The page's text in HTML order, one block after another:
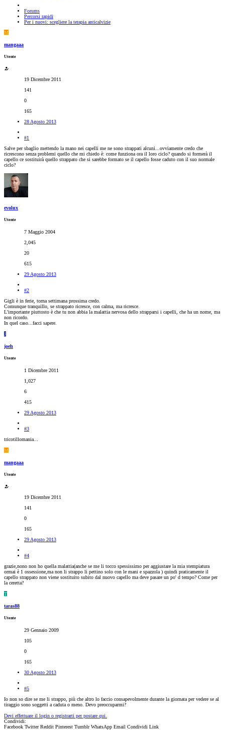
Forums
Percorsi rapidi
Per i nuovi: scegliere la terapia anticalvizie
M
mangaaa
Utente
19 Dicembre 2011
141
0
165
28 Agosto 2013
#1
Salve per sbaglio mettendo la mano nei capelli me ne sono strappati alcuni...ovviamente credo che
ricrescono senza problemi quello che mi chiedo è: come funziona ora il loro ciclo? quando si formerà il
capello ce sostituirà quello strappato che si sarebbe formato se il capello fosse caduto con il suo normale
ciclo?
evolux
Utente
7 Maggio 2004
2,045
20
615
29 Agosto 2013
#2
Gigli è in ferie, torna settimana prossima credo.
Comunque tranquillo, se strappato ricresce, con calma, ma ricresce.
L'importante piuttosto è che tu non abbia la malattia nervosa dello strapparsi i capelli, che ha un nome, ma
non ricordo.
In quel caso...facci sapere.
J
joeh
Utente
1 Dicembre 2011
1,027
6
415
29 Agosto 2013
#3
tricotillomania...
M
mangaaa
Utente
19 Dicembre 2011
141
0
165
29 Agosto 2013
#4
grazie,nono non ho quella malattia(anche se me li tocco spessissimo per aggiustare la mia stempiatura
ormai è 1 ossessione,ma non li strappo li pettino solo con le mani e spazzola ) quindi praticamente il
capello strappato non viene sostituito subito dal nuovo capello ma deve pasare un po' d tempo? Come per
la ceretta?
T
taras88
Utente
29 Gennaio 2009
105
0
165
30 Agosto 2013
#5
Io non so dire se me li strappo, più che altro lo faccio consapevolmente durante la giornata per vedere se al
tiraggio sono soggetti a caduta o meno. Devo preoccuparmi?
Devi effettuare il login o registrarti per postare qui.
Condividi:
Facebook Twitter Reddit Pinterest Tumblr WhatsApp Email Condividi Link